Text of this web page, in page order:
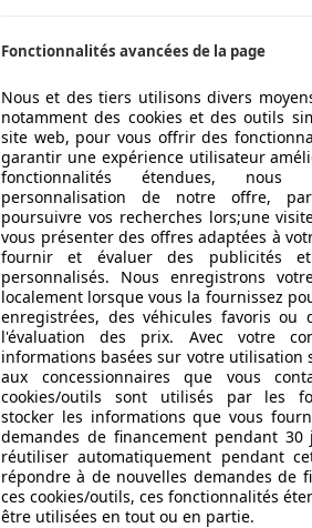
Fonctionnalités avancées de la page
Nous et des tiers utilisons divers
notamment des cookies et des outils
site web, pour vous offrir des
garantir une expérience utilisateur
fonctionnalités étendues, nous
personnalisation de notre offre,
poursuivre vos recherches lors;une
vous présenter des offres adaptées à
fournir et évaluer des publicités et
personnalisés. Nous enregistrons
localement lorsque vous la fournissez
enregistrées, des véhicules favoris ou
l'évaluation des prix. Avec votre
informations basées sur votre utilisation
aux concessionnaires que vous
cookies/outils sont utilisés par les
stocker les informations que vous
demandes de financement pendant
réutiliser automatiquement pendant
répondre à de nouvelles demandes de
ces cookies/outils, ces fonctionnalités
être utilisées en tout ou en partie.